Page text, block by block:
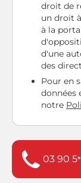
droit de
un droit
à la
d'une
des
Pour en
données
notre
03 90 5